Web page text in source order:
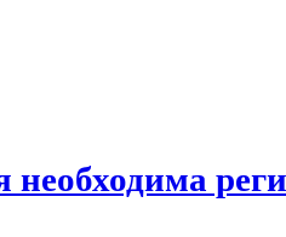
необходима